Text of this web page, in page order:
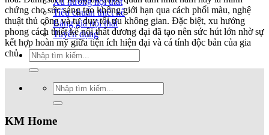
Tiêu chuẩn thiết kế
Bảng giá nội thất
Tuyển dụng
Tìm
kiếm:
Tìm
kiếm:
chứng cho sức sáng tạo không giới hạn qua cách phối màu, nghệ
thuật thủ công và tư duy tối ưu không gian. Đặc biệt, xu hướng
phong cách thiết kế nội thất đương đại đã tạo nên sức hút lớn nhờ sự
kết hợp hoàn mỹ giữa tiện ích hiện đại và cá tính độc bản của gia
chủ.
KM Home